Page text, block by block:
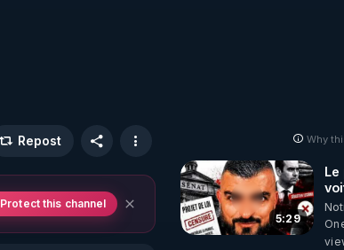
Repost
Protect this channel
Why
5:29
Le